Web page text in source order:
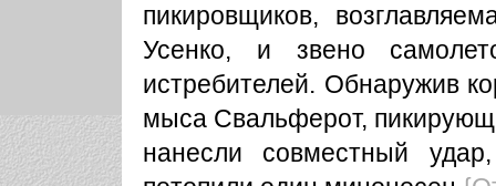
пикировщиков,
Усенко, и звено
истребителей. Обнаружив
мыса Свальферот,
нанесли совместный